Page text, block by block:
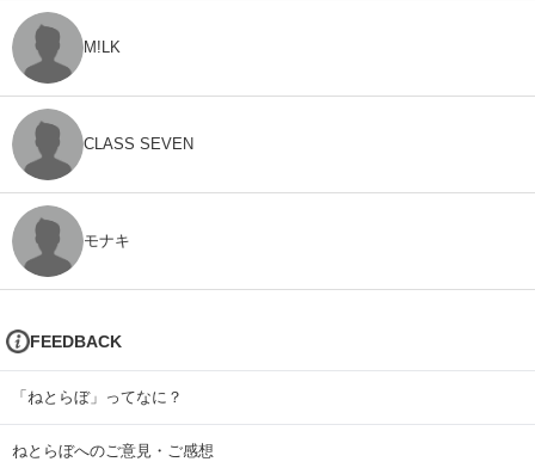
M!LK
CLASS SEVEN
モナキ
FEEDBACK
「ねとらぼ」ってなに？
ねとらぼへのご意見・ご感想